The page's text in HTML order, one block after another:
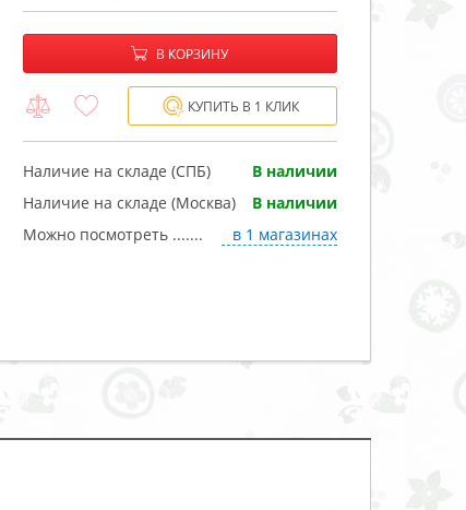
−
В КОРЗИНУ
КУПИТЬ В 1 КЛИК
Наличие на складе (СПБ)
В наличии
Наличие на складе (Москва)
В наличии
Можно посмотреть .......
в 1 магазинах